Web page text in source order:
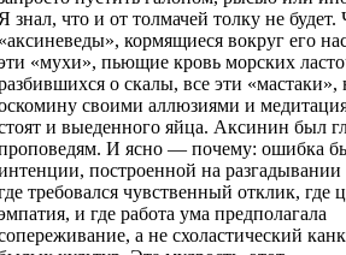
Я знал, что и от толмачей толку не будет.
«аксиневеды», кормящиеся вокруг его
«мухи», пьющие кровь морских
о скалы, все эти
своими аллюзиями и
и выеденного яйца. Аксинин был
И ясно — почему: ошибка
построенной на разгадывании
требовался чувственный отклик, где
и где работа ума предполагала
а не схоластический